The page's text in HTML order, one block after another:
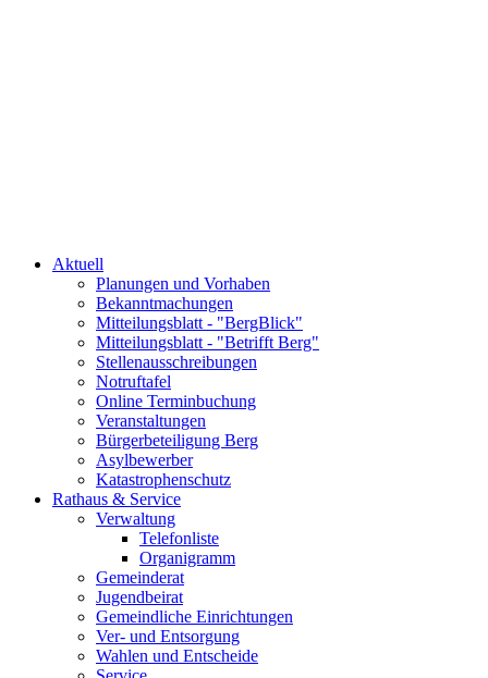
Aktuell
Planungen und Vorhaben
Bekanntmachungen
Mitteilungsblatt - "BergBlick"
Mitteilungsblatt - "Betrifft Berg"
Stellenausschreibungen
Notruftafel
Online Terminbuchung
Veranstaltungen
Bürgerbeteiligung Berg
Asylbewerber
Katastrophenschutz
Rathaus & Service
Verwaltung
Telefonliste
Organigramm
Gemeinderat
Jugendbeirat
Gemeindliche Einrichtungen
Ver- und Entsorgung
Wahlen und Entscheide